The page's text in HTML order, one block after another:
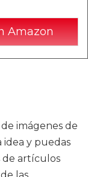
Amazon
imágenes de
idea y puedas
de artículos